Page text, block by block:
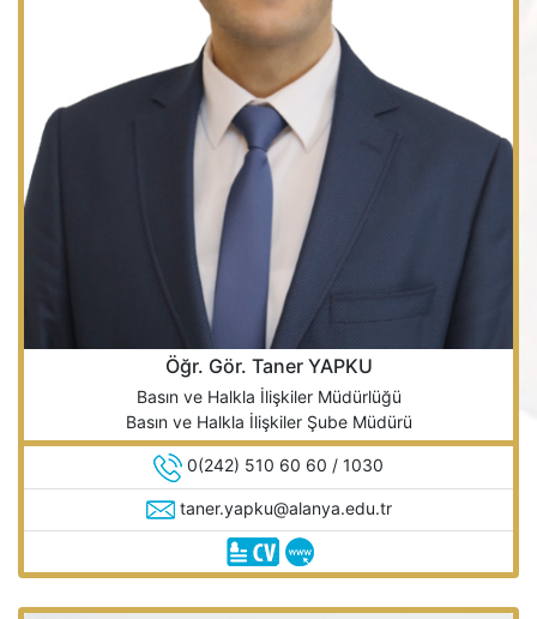
Öğr. Gör. Taner YAPKU
Basın ve Halkla İlişkiler Müdürlüğü
Basın ve Halkla İlişkiler Şube Müdürü
0(242) 510 60 60 / 1030
taner.yapku@alanya.edu.tr